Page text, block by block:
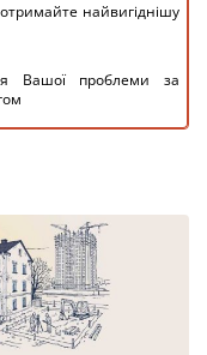
найвигіднішу
Вашої проблеми за